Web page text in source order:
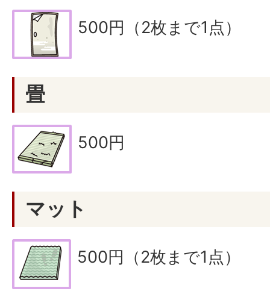
500円（2枚まで1点）
畳
500円
マット
500円（2枚まで1点）